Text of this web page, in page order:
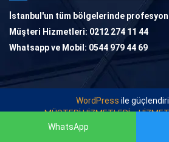
İstanbul'un tüm bölgelerinde
Müşteri Hizmetleri: 0212 274 11 44
Whatsapp ve Mobil: 0544 979 44 69
WordPress ile
MÜŞTERİ HİZMETLERİ
© 2021TESİSAT USTASI .
WhatsApp